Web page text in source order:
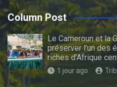
Column Post
Le Cameroun et la
préserver l’un des
riches d’Afrique
1 jour ago